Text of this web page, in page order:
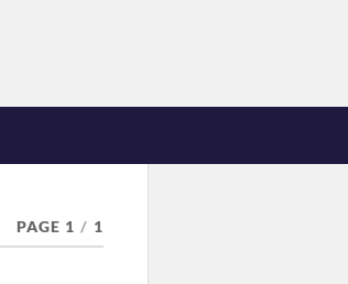
PAGE 1 / 1